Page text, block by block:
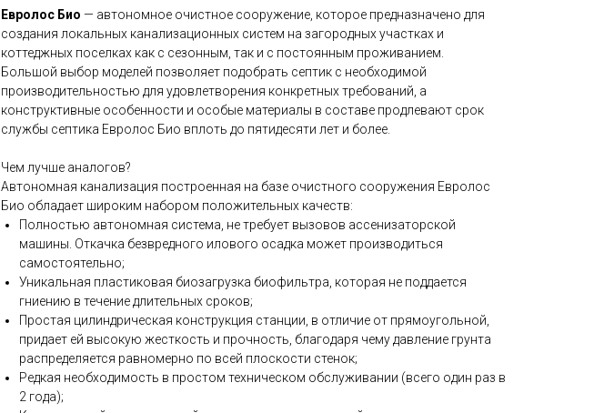
Евролос Био — автономное очистное сооружение, которое предназначено для
создания локальных канализационных систем на загородных участках и
коттеджных поселках как с сезонным, так и с постоянным проживанием.
Большой выбор моделей позволяет подобрать септик с необходимой
производительностью для удовлетворения конкретных требований, а
конструктивные особенности и особые материалы в составе продлевают срок
службы септика Евролос Био вплоть до пятидесяти лет и более.
Чем лучше аналогов?
Автономная канализация построенная на базе очистного сооружения Евролос
Био обладает широким набором положительных качеств:
Полностью автономная система, не требует вызовов ассенизаторской
машины. Откачка безвредного илового осадка может производиться
самостоятельно;
Уникальная пластиковая биозагрузка биофильтра, которая не поддается
гниению в течение длительных сроков;
Простая цилиндрическая конструкция станции, в отличие от прямоугольной,
придает ей высокую жесткость и прочность, благодаря чему давление грунта
распределяется равномерно по всей плоскости стенок;
Редкая необходимость в простом техническом обслуживании (всего один раз в
2 года);